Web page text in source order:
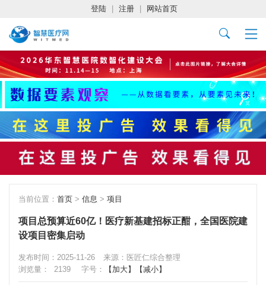
登陆 注册 网站首页
当前位置： 首页 > 信息 > 项目
项目总预算近60亿！医疗新基建招标正酣，全国医院建
设项目密集启动
发布时间：2025-11-26
来源：医匠仁综合整理
浏览量：
2139 字号： 【加大】 【减小】